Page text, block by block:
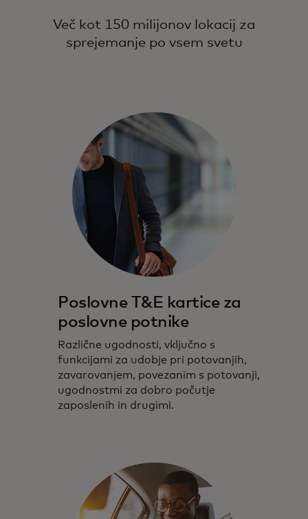
Več kot 150 milijonov lokacij za
sprejemanje po vsem svetu
Poslovne T&E kartice za
poslovne potnike
Različne ugodnosti, vključno s
funkcijami za udobje pri potovanjih,
zavarovanjem, povezanim s potovanji,
ugodnostmi za dobro počutje
zaposlenih in drugimi.